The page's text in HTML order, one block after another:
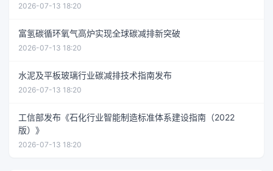
2026-07-13 18:20
富氢碳循环氧气高炉实现全球碳减排新突破
2026-07-13 18:20
水泥及平板玻璃行业碳减排技术指南发布
2026-07-13 18:20
工信部发布《石化行业智能制造标准体系建设指南（2022
版）》
2026-07-13 18:20